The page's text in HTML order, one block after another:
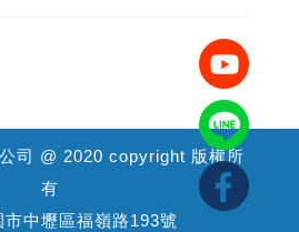
司 @ 2020 copyright 版權所
有
中壢區福嶺路193號